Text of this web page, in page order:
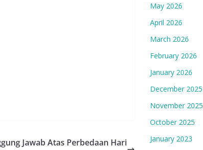
Jawab Atas Perbedaan Hari
May 2026
April 2026
March 2026
February 2026
January 2026
December 2025
November 2025
October 2025
January 2023